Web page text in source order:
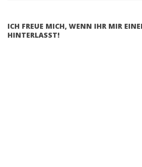
ICH FREUE MICH, WENN IHR MIR
HINTERLASST!